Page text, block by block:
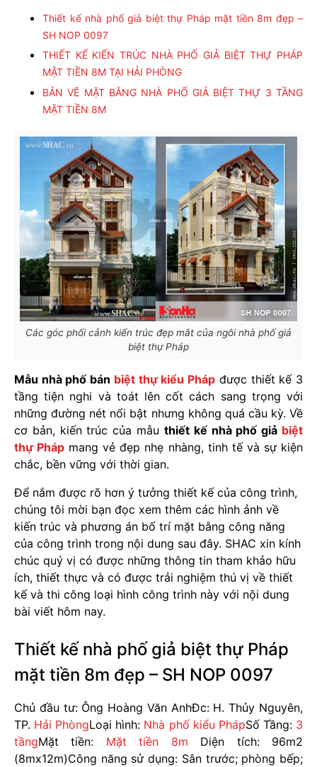
Thiết kế nhà phố giả biệt thự Pháp mặt tiền 8m đẹp –
SH NOP 0097
THIẾT KẾ KIẾN TRÚC NHÀ PHỐ GIẢ BIỆT THỰ PHÁP
MẶT TIỀN 8M TẠI HẢI PHÒNG
BẢN VẼ MẶT BẰNG NHÀ PHỐ GIẢ BIỆT THỰ 3 TẦNG
MẶT TIỀN 8M
Các góc phối cảnh kiến trúc đẹp mắt của ngôi nhà phố giả
biệt thự Pháp
Mẫu nhà phố bán biệt thự kiểu Pháp được thiết kế 3
tầng tiện nghi và toát lên cốt cách sang trọng với
những đường nét nổi bật nhưng không quá cầu kỳ. Về
cơ bản, kiến trúc của mẫu thiết kế nhà phố giả biệt
thự Pháp mang vẻ đẹp nhẹ nhàng, tinh tế và sự kiện
chắc, bền vững với thời gian.
Để nắm được rõ hơn ý tưởng thiết kế của công trình,
chúng tôi mời bạn đọc xem thêm các hình ảnh về
kiến trúc và phương án bố trí mặt bằng công năng
của công trình trong nội dung sau đây. SHAC xin kính
chúc quý vị có được những thông tin tham khảo hữu
ích, thiết thực và có được trải nghiệm thú vị về thiết
kế và thi công loại hình công trình này với nội dung
bài viết hôm nay.
Thiết kế nhà phố giả biệt thự Pháp
mặt tiền 8m đẹp – SH NOP 0097
Chủ đầu tư: Ông Hoàng Văn AnhĐc: H. Thủy Nguyên,
TP. Hải PhòngLoại hình: Nhà phố kiểu PhápSố Tầng: 3
tầngMặt tiền: Mặt tiền 8m
Diện tích: 96m2
(8mx12m)Công năng sử dụng: Sân trước; phòng bếp;